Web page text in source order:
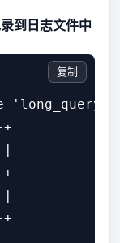
到日志文件中
|
|
复制